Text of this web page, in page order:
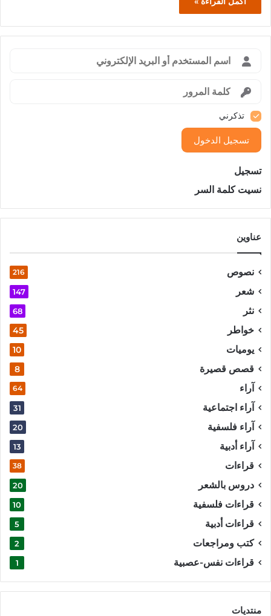
تذكرني
تسجيل الدخول
تسجيل
نسيت كلمة السر
عناوين
نصوص 216
شعر 147
نثر 68
خواطر 45
يوميات 10
قصص قصيرة 8
آراء 64
آراء اجتماعية 31
آراء فلسفية 20
آراء أدبية 13
قراءات 38
دروس بالشعر 20
قراءات فلسفية 10
قراءات أدبية 5
كتب ومراجعات 2
قراءات نفس-عصبية 1
منتديات